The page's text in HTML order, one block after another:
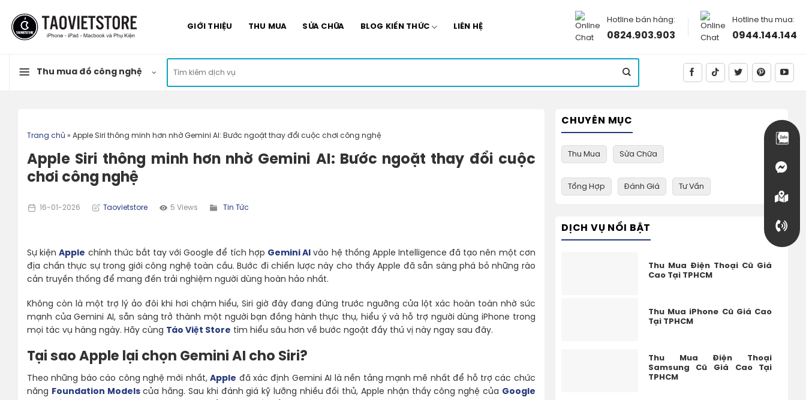
content
GIỚI THIỆU THU MUA SỬA CHỮA BLOG KIẾN THỨC LIÊN HỆ
Hotline bán hàng:
0824.903.903
Hotline thu mua:
0944.144.144
Thu mua đồ công nghệ
kiếm:
Trang chủ » Apple Siri thông minh hơn nhờ Gemini AI: Bước ngoặt thay đổi cuộc chơi công nghệ
Apple Siri thông minh hơn nhờ Gemini AI: Bước ngoặt thay đổi cuộc
chơi công nghệ
16-01-2026 Taovietstore 5 Views Tin Tức
Sự kiệnApple chính thức bắt tay với Google để tích hợp Gemini AI vào hệ thống Apple Intelligence đã tạo nên một cơn
địa chấn thực sự trong giới công nghệ toàn cầu. Bước đi chiến lược này cho thấy Apple đã sẵn sàng phá bỏ những rào
cản truyền thống để mang đến trải nghiệm người dùng hoàn hảo nhất.
Không còn là một trợ lý ảo đôi khi hơi chậm hiểu, Siri giờ đây đang đứng trước ngưỡng cửa lột xác hoàn toàn nhờ sức
mạnh của Gemini AI, sẵn sàng trở thành một người bạn đồng hành thực thụ, hiểu ý và hỗ trợ người dùng iPhone trong
mọi tác vụ hàng ngày. Hãy cùng Táo Việt Store tìm hiểu sâu hơn về bước ngoặt đầy thú vị này ngay sau đây.
Tại sao Apple lại chọn Gemini AI cho Siri?
Theo những báo cáo công nghệ mới nhất,Apple đã xác định Gemini AI là nền tảng mạnh mẽ nhất để hỗ trợ các chức
năng Foundation Modelscủa hãng. Sau khi đánh giá kỹ lưỡng nhiều đối thủ, Apple nhận thấy công nghệ của Google
CHUYÊN MỤC
Thu Mua Sửa Chữa
Tổng Hợp Đánh Giá Tư Vấn
DỊCH VỤ NỔI BẬT
Thu Mua Điện Thoại Cũ Giá
Cao Tại TPHCM
Thu Mua iPhone Cũ Giá Cao
Tại TPHCM
Thu Mua Điện Thoại
Samsung Cũ Giá Cao Tại
TPHCM